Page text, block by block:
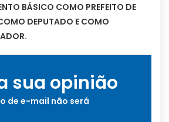
BÁSICO COMO PREFEITO DE
DEPUTADO E COMO
sua opinião
de e-mail não será